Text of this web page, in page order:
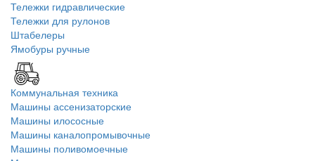
Тележки гидравлические
Тележки для рулонов
Штабелеры
Ямобуры ручные
Коммунальная техника
Машины ассенизаторские
Машины илососные
Машины каналопромывочные
Машины поливомоечные